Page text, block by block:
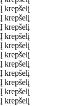
Į krepšelį
Į krepšelį
Į krepšelį
Į krepšelį
Į krepšelį
Į krepšelį
Į krepšelį
Į krepšelį
Į krepšelį
Į krepšelį
Į krepšelį